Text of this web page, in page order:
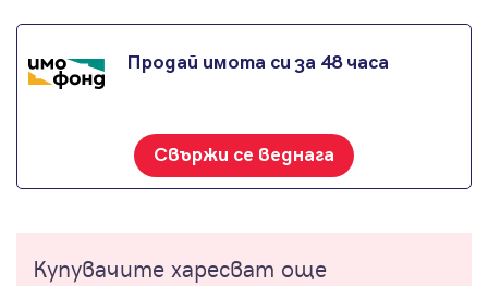
Продай имота си за 48 часа
Свържи се веднага
Купувачите харесват още